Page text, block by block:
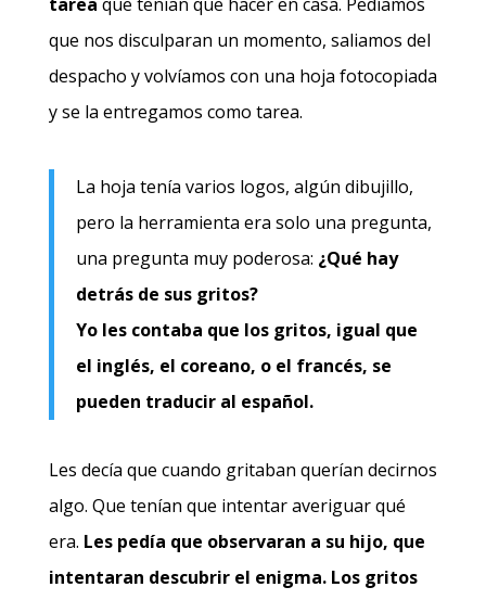
que nos disculparan un momento, saliamos del
despacho y volvíamos con una hoja fotocopiada
y se la entregamos como tarea.
La hoja tenía varios logos, algún dibujillo,
pero la herramienta era solo una pregunta,
una pregunta muy poderosa: ¿Qué hay
detrás de sus gritos?
Yo les contaba que los gritos, igual que
el inglés, el coreano, o el francés, se
pueden traducir al español.
Les decía que cuando gritaban querían decirnos
algo. Que tenían que intentar averiguar qué
era. Les pedía que observaran a su hijo, que
intentaran descubrir el enigma. Los gritos